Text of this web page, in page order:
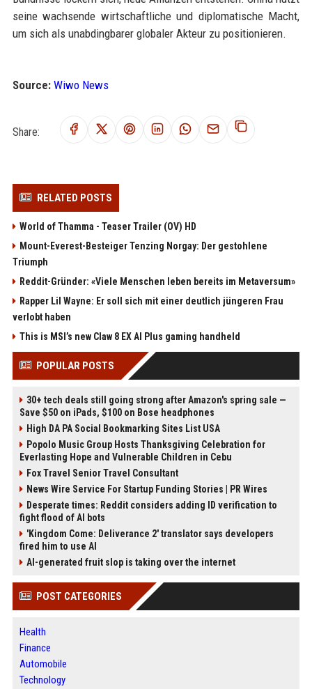
seine wachsende wirtschaftliche und diplomatische Macht,
um sich als unabdingbarer globaler Akteur zu positionieren.
Source: Wiwo News
Share:
RELATED POSTS
World of Thamma - Teaser Trailer (OV) HD
Mount-Everest-Besteiger Tenzing Norgay: Der gestohlene
Triumph
Reddit-Gründer: «Viele Menschen leben bereits im Metaversum»
Rapper Lil Wayne: Er soll sich mit einer deutlich jüngeren Frau
verlobt haben
This is MSI’s new Claw 8 EX AI Plus gaming handheld
POPULAR POSTS
30+ tech deals still going strong after Amazon's spring sale —
Save $50 on iPads, $100 on Bose headphones
High DA PA Social Bookmarking Sites List USA
Popolo Music Group Hosts Thanksgiving Celebration for
Everlasting Hope and Vulnerable Children in Cebu
Fox Travel Senior Travel Consultant
News Wire Service For Startup Funding Stories | PR Wires
Desperate times: Reddit considers adding ID verification to
fight flood of AI bots
'Kingdom Come: Deliverance 2' translator says developers
fired him to use AI
AI-generated fruit slop is taking over the internet
POST CATEGORIES
Health
Finance
Automobile
Technology